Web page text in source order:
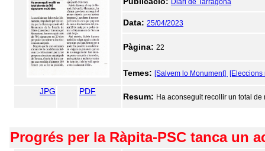
Diari de Tarragona
Data: 25/04/2023
Pàgina: 22
Temes: [Salvem lo Monument]
JPG PDF
Resum: Ha aconseguit recollir un total
Progrés per la Ràpita-PSC tanca un